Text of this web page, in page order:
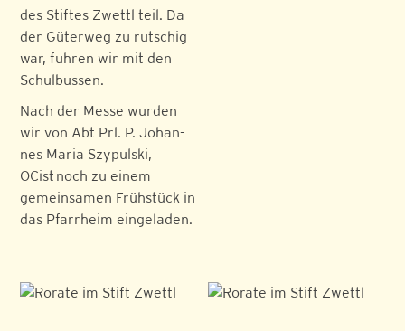
des Stiftes Zwettl teil. Da
der Güterweg zu rutschig
war, fuhren wir mit den
Schulbussen.
Nach der Messe wurden
wir von Abt Prl. P. Jo­han­
nes Ma­ria Szy­pul­ski,
OCist noch zu einem
gemeinsamen Frühstück in
das Pfarrheim eingeladen.